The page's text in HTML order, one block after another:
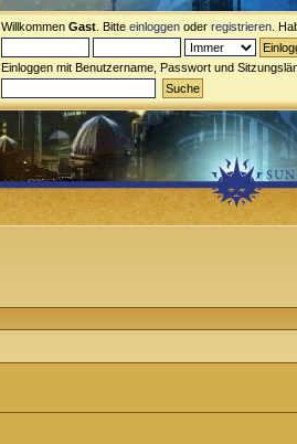
Willkommen Gast . Bitte einloggen oder registrieren .
Einloggen mit Benutzername, Passwort und